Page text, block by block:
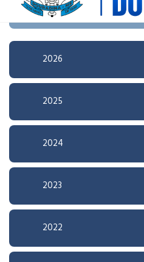
Pesquisa Avançada
2026
2025
2024
2023
2022